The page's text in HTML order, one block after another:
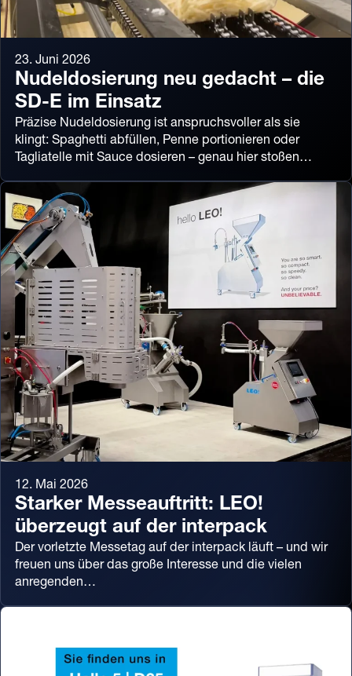
23. Juni 2026
Nudeldosierung neu gedacht – die
SD-E im Einsatz
Präzise Nudeldosierung ist anspruchsvoller als sie
klingt: Spaghetti abfüllen, Penne portionieren oder
Tagliatelle mit Sauce dosieren – genau hier stoßen…
12. Mai 2026
Starker Messeauftritt: LEO!
überzeugt auf der interpack
Der vorletzte Messetag auf der interpack läuft – und wir
freuen uns über das große Interesse und die vielen
anregenden…